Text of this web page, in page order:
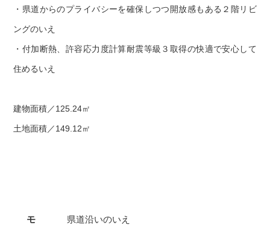
・県道からのプライバシーを確保しつつ開放感もある２階リビ
ングのいえ
・付加断熱、許容応力度計算耐震等級３取得の快適で安心して
住めるいえ
建物面積／125.24㎡
土地面積／149.12㎡
モ
県道沿いのいえ